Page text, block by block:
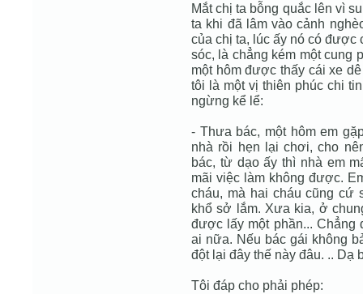
Mắt chị ta bỗng quắc lên vì
ta khi đã lâm vào cảnh
của chị ta, lúc ấy nó có được
sóc, là chẳng kém một cung
một hôm được thấy cái xe
tôi là một vị thiên phúc chi
ngừng kể lể:
- Thưa bác, một hôm em
nhà rồi hẹn lại chơi, cho
bác, từ dạo ấy thì nhà em
mãi việc làm không được.
cháu, mà hai cháu cũng cứ
khổ sở lắm. Xưa kia, ở
được lấy một phần... Chẳng
ai nữa. Nếu bác gái không
đột lại đây thế này đâu. .. Dạ
Tôi đáp cho phải phép: